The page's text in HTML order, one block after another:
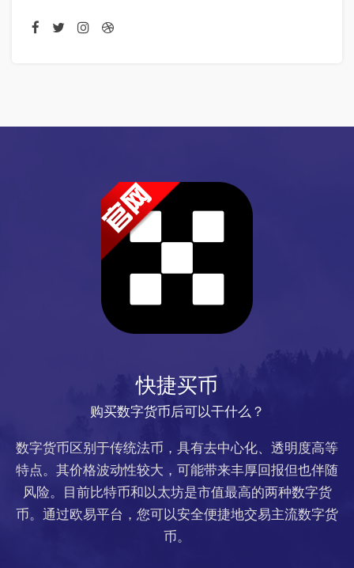
快捷买币
购买数字货币后可以干什么？
数字货币区别于传统法币，具有去中心化、透明度高等
特点。其价格波动性较大，可能带来丰厚回报但也伴随
风险。目前比特币和以太坊是市值最高的两种数字货
币。通过欧易平台，您可以安全便捷地交易主流数字货
币。